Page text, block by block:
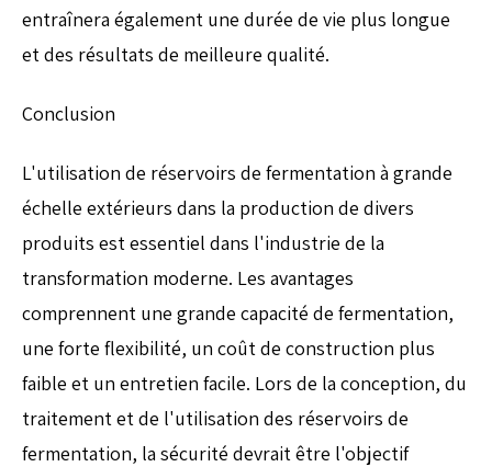
entraînera également une durée de vie plus longue
et des résultats de meilleure qualité.
Conclusion
L'utilisation de réservoirs de fermentation à grande
échelle extérieurs dans la production de divers
produits est essentiel dans l'industrie de la
transformation moderne. Les avantages
comprennent une grande capacité de fermentation,
une forte flexibilité, un coût de construction plus
faible et un entretien facile. Lors de la conception, du
traitement et de l'utilisation des réservoirs de
fermentation, la sécurité devrait être l'objectif